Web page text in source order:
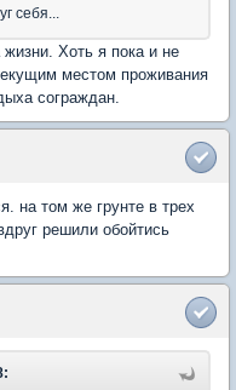
себя...
Хоть я пока и не
местом проживания
сограждан.
на том же грунте в трех
решили обойтись